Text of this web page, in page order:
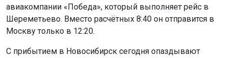
авиакомпании «Победа», который выполняет рейс в
Шереметьево. Вместо расчётных 8:40 он отправится в
Москву только в 12:20.
С прибытием в Новосибирск сегодня опаздывают